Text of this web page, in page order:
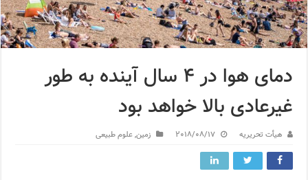
دمای هوا در ۴ سال آینده به طور
غیرعادی بالا خواهد بود
هیأت تحریریه 2018/08/17 زمین,علوم طبیعی